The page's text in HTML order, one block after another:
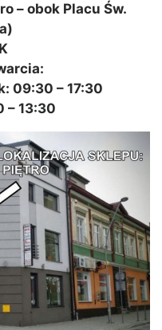
– obok Placu Św.
09:30 – 17:30
– 13:30